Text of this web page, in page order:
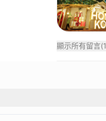
顯示所有留言(1